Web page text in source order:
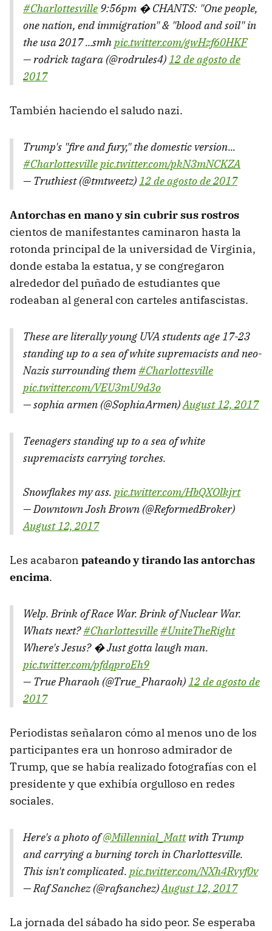
#Charlottesville 9:56pm � CHANTS: "One people,
one nation, end immigration" & "blood and soil" in
the usa 2017 ...smhpic.twitter.com/gwHzf60HKF
— rodrick tagara (@rodrules4)12 de agosto de
2017
También haciendo el saludo nazi.
Trump's "fire and fury," the domestic version...
#Charlottesvillepic.twitter.com/pkN3mNCKZA
— Truthiest (@tmtweetz)12 de agosto de 2017
Antorchas en mano y sin cubrir sus rostros
cientos de manifestantes caminaron hasta la
rotonda principal de la universidad de Virginia,
donde estaba la estatua, y se congregaron
alrededor del puñado de estudiantes que
rodeaban al general con carteles antifascistas.
These are literally young UVA students age 17-23
standing up to a sea of white supremacists and neo-
Nazis surrounding them#Charlottesville
pic.twitter.com/VEU3mU9d3o
— sophia armen (@SophiaArmen)August 12, 2017
Teenagers standing up to a sea of white
supremacists carrying torches.
Snowflakes my ass. pic.twitter.com/HbQXOlkjrt
— Downtown Josh Brown (@ReformedBroker)
August 12, 2017
Les acabaron pateando y tirando las antorchas
encima.
Welp. Brink of Race War. Brink of Nuclear War.
Whats next?#Charlottesville#UniteTheRight
Where's Jesus? � Just gotta laugh man.
pic.twitter.com/pfdqproEh9
— True Pharaoh (@True_Pharaoh)12 de agosto de
2017
Periodistas señalaron cómo al menos uno de los
participantes era un honroso admirador de
Trump, que se había realizado fotografías con el
presidente y que exhibía orgulloso en redes
sociales.
Here's a photo of@Millennial_Mattwith Trump
and carrying a burning torch in Charlottesville.
This isn't complicated. pic.twitter.com/NXh4Rvyf0v
— Raf Sanchez (@rafsanchez)August 12, 2017
La jornada del sábado ha sido peor. Se esperaba